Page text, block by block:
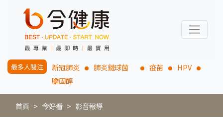
最多人關注 新冠肺炎 肺炎鏈球菌 疫苗
HPV
膽固醇
首頁 今好看 影音報導